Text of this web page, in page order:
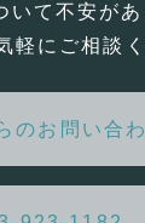
いて不安が
軽にご相談く